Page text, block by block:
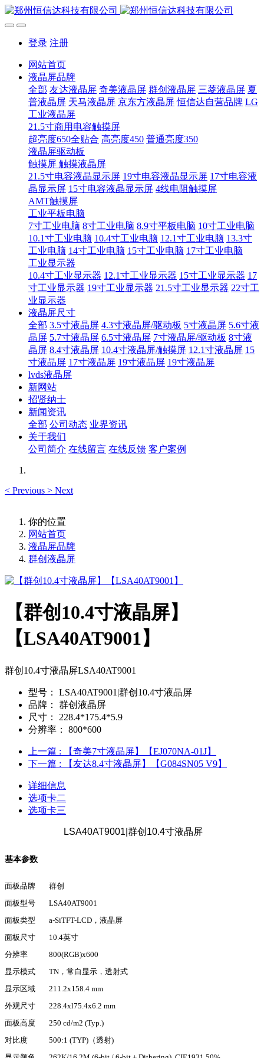
登录 注册
网站首页
液晶屏品牌
全部 友达液晶屏 奇美液晶屏 群创液晶屏 三菱液晶屏 夏
普液晶屏 天马液晶屏 京东方液晶屏 恒信达自营品牌 LG
工业液晶屏
21.5寸商用电容触摸屏
超亮度650全贴合 高亮度450 普通亮度350
液晶屏驱动板
触摸屏 触摸液晶屏
21.5寸电容液晶显示屏 19寸电容液晶显示屏 17寸电容液
晶显示屏 15寸电容液晶显示屏 4线电阻触摸屏
AMT触摸屏
工业平板电脑
7寸工业电脑 8寸工业电脑 8.9寸平板电脑 10寸工业电脑
10.1寸工业电脑 10.4寸工业电脑 12.1寸工业电脑 13.3寸
工业电脑 14寸工业电脑 15寸工业电脑 17寸工业电脑
工业显示器
10.4寸工业显示器 12.1寸工业显示器 15寸工业显示器 17
寸工业显示器 19寸工业显示器 21.5寸工业显示器 22寸工
业显示器
液晶屏尺寸
全部 3.5寸液晶屏 4.3寸液晶屏/驱动板 5寸液晶屏 5.6寸液
晶屏 5.7寸液晶屏 6.5寸液晶屏 7寸液晶屏/驱动板 8寸液
晶屏 8.4寸液晶屏 10.4寸液晶屏/触摸屏 12.1寸液晶屏 15
寸液晶屏 17寸液晶屏 19寸液晶屏 19寸液晶屏
lvds液晶屏
新网站
招贤纳士
新闻资讯
全部 公司动态 业界资讯
关于我们
公司简介 在线留言 在线反馈 客户案例
< Previous > Next
你的位置
网站首页
液晶屏品牌
群创液晶屏
【群创10.4寸液晶屏】
【LSA40AT9001】
群创10.4寸液晶屏LSA40AT9001
型号：
LSA40AT9001|群创10.4寸液晶屏
品牌：
群创液晶屏
尺寸：
228.4*175.4*5.9
分辨率：
800*600
上一篇 : 【奇美7寸液晶屏】【EJ070NA-01J】
下一篇 : 【友达8.4寸液晶屏】【G084SN05 V9】
详细信息
选项卡二
选项卡三
LSA40AT9001|群创10.4寸液晶屏
基本参数
面板品牌
群创
面板型号
LSA40AT9001
面板类型
a-SiTFT-LCD，液晶屏
面板尺寸
10.4英寸
分辨率
800(RGB)x600
显示模式
TN，常白显示，透射式
显示区域
211.2x158.4 mm
外观尺寸
228.4xl75.4x6.2 mm
面板高度
250 cd/m2 (Typ.)
对比度
500:1 (TYP)（透射)